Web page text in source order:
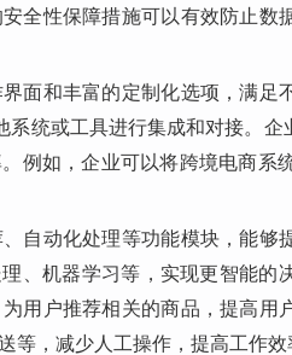
全性保障措施可以有效防止数
界面和丰富的定制化选项，满
统或工具进行集成和对接。企
例如，企业可以将跨境电商系
、自动化处理等功能模块，能
、机器学习等，实现更智能的
用户推荐相关的商品，提高用
，减少人工操作，提高工作效